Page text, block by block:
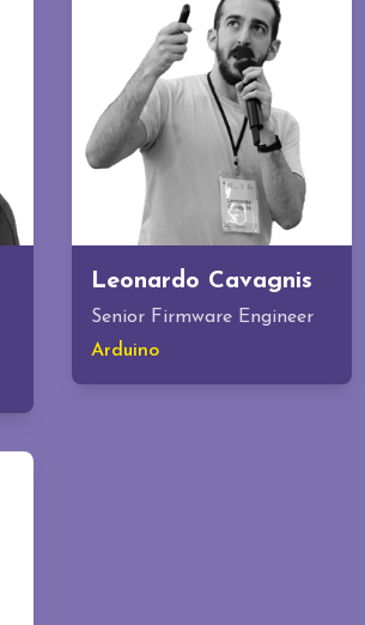
Leonardo Cavagnis
Senior Firmware Engineer
Arduino